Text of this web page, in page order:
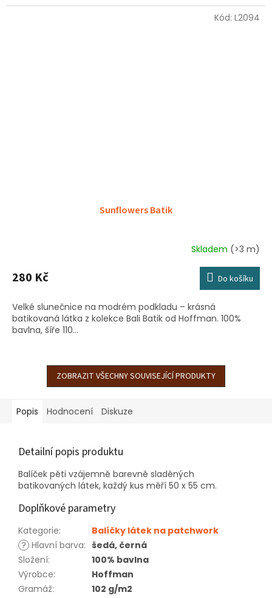
Sunflowers Batik
Skladem (>3 m)
280 Kč Do košíku
Velké slunečnice na modrém podkladu – krásná
batikovaná látka z kolekce Bali Batik od Hoffman. 100%
bavlna, šíře 110...
Kód: L2094
ZOBRAZIT VŠECHNY SOUVISEJÍCÍ PRODUKTY
Popis Hodnocení Diskuze
Detailní popis produktu
Balíček pěti vzájemně barevně sladěných
batikovaných látek, každý kus měří 50 x 55 cm.
Doplňkové parametry
Kategorie:
Balíčky látek na patchwork
? Hlavní barva: šedá, černá
Složení:
100% bavlna
Výrobce:
Hoffman
Gramáž: 102 g/m2